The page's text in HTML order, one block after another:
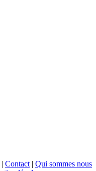
| Contact | Qui sommes nous